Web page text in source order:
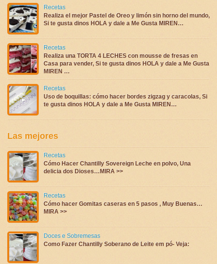
Recetas
Realiza el mejor Pastel de Oreo y limón sin horno del mundo,
Si te gusta dinos HOLA y dale a Me Gusta MIREN…
Recetas
Realiza una TORTA 4 LECHES con mousse de fresas en
Casa para vender, Si te gusta dinos HOLA y dale a Me Gusta
MIREN …
Recetas
Uso de boquillas: cómo hacer bordes zigzag y caracolas, Si
te gusta dinos HOLA y dale a Me Gusta MIREN…
Las mejores
Recetas
Cómo Hacer Chantilly Sovereign Leche en polvo, Una
delicia dos Dioses…MIRA >>
Recetas
Cómo hacer Gomitas caseras en 5 pasos , Muy Buenas…
MIRA >>
Doces e Sobremesas
Como Fazer Chantilly Soberano de Leite em pó- Veja: